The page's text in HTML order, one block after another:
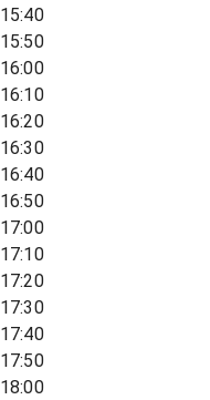
15:40
15:50
16:00
16:10
16:20
16:30
16:40
16:50
17:00
17:10
17:20
17:30
17:40
17:50
18:00